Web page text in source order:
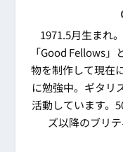
1971.5月生まれ
「Good Fellows
物を制作して現在
に勉強中。ギタリ
活動しています。
ズ以降のブリ